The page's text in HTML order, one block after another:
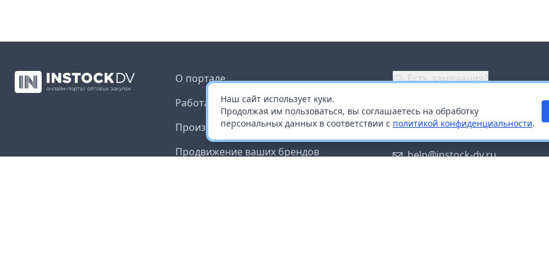
Наш сайт использует куки.
Продолжая им пользоваться, вы соглашаетесь на обработку
персональных данных в соответствии с политикой конфиденциальности.
О портале
Работа с платформой
Производителям и дистрибьюторам
Продвижение ваших брендов
Есть замечания?
Заказать звонок
help@instock-dv.ru